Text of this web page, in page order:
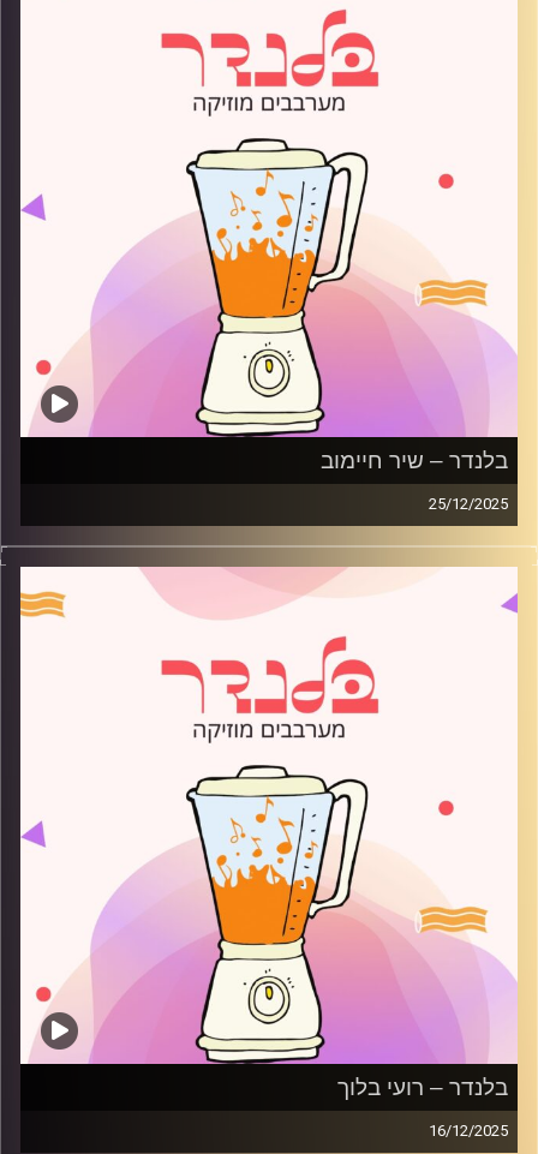
בלנדר – שיר חיימוב
25/12/2025
מוזיקה רגועה לפתוח איתה את הבוקר בהגשת שיר חיימוב
קרדיט תמונות:
AudioVersity
בלנדר – רועי בלוך
16/12/2025